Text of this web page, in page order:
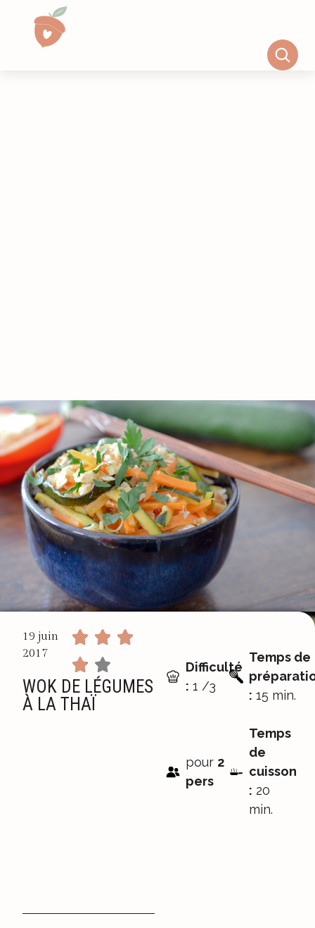
19 juin
2017
WOK DE LÉGUMES
À LA THAÏ
Difficulté
: 1 /3
Temps de
: 15 min.
pour 2
pers
Temps
de
cuisson
: 20
min.